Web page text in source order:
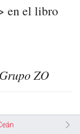
en el libro
Grupo ZO